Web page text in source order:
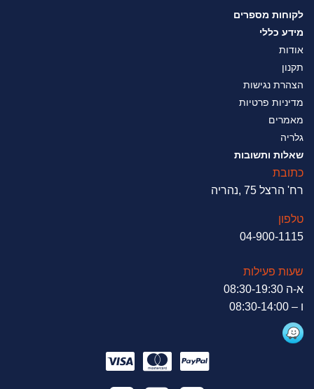
לקוחות מספרים
מידע כללי
אודות
תקנון
הצהרת נגישות
מדיניות פרטיות
מאמרים
גלריה
שאלות ותשובות
כתובת
רח' הרצל 75 ,נהריה
טלפון
04-900-1115
שעות פעילות
א-ה 08:30-19:30
ו – 08:30-14:00